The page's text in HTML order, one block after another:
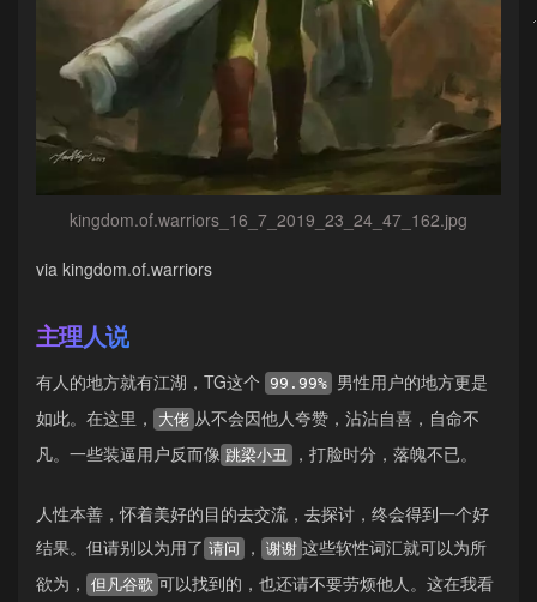
kingdom.of.warriors_16_7_2019_23_24_47_162.jpg
via kingdom.of.warriors
主理人说
有人的地方就有江湖，TG这个 99.99% 男性用户的地方更是
如此。在这里，
大佬 从不会因他人夸赞，沾沾自喜，自命不
凡。一些装逼用户反而像 跳梁小丑 ，打脸时分，落魄不已。
人性本善，怀着美好的目的去交流，去探讨，终会得到一个好
结果。但请别以为用了 请问 ， 谢谢 这些软性词汇就可以为所
欲为，
但凡谷歌 可以找到的，也还请不要劳烦他人。这在我看